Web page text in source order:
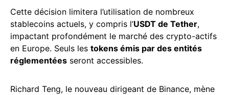
Cette décision limitera l’utilisation de nombreux
stablecoins actuels, y compris l’USDT de Tether,
impactant profondément le marché des crypto-actifs
en Europe. Seuls les tokens émis par des entités
réglementées seront accessibles.
Richard Teng, le nouveau dirigeant de Binance, mène